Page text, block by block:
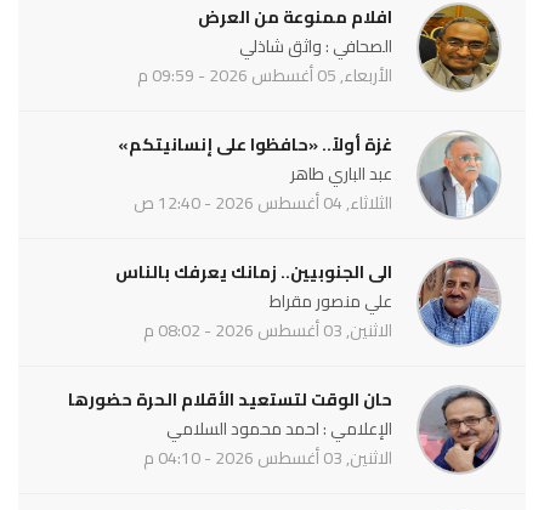
افلام ممنوعة من العرض
الصحافي : واثق شاذلي
الأربعاء, 05 أغسطس 2026 - 09:59 م
غزة أولاً.. «حافظوا على إنسانيتكم»
عبد الباري طاهر
الثلاثاء, 04 أغسطس 2026 - 12:40 ص
الى الجنوبيين.. زمانك يعرفك بالناس
علي منصور مقراط
الاثنين, 03 أغسطس 2026 - 08:02 م
حان الوقت لتستعيد الأقلام الحرة حضورها
الإعلامي : احمد محمود السلامي
الاثنين, 03 أغسطس 2026 - 04:10 م